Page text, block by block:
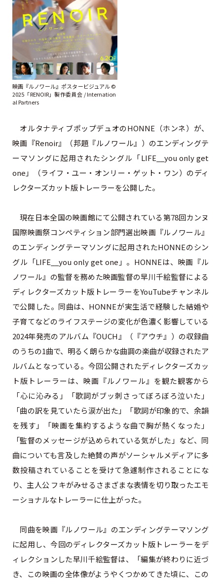
映画『ルノワール』ポスタービジュアル ©
2025「RENOIR」製作委員会 / Internation
al Partners
オルタナティブポップデュオのHONNE（ホンネ）が、
映画『Renoir』（邦題『ルノワール』）のエンディングテ
ーマソングに起用されたシングル「LIFE__you only get
one」（ライフ・ユー・オンリー・ゲット・ワン）のディ
レクターズカット版トレーラーを公開した。
現在日本全国の映画館にて公開されている第78回カンヌ
国際映画祭コンペティション部門選出映画『ルノワール』
のエンディングテーマソングに起用されたHONNEのシン
グル「LIFE__you only get one」。HONNEは、映画『ル
ノワール』の監督を務めた映画監督の早川千絵監督による
ディレクターズカット版トレーラーをYouTubeチャンネル
で公開した。同曲は、HONNEが実生活で経験した結婚や
子育てなどのライフステージの変化が色濃く影響している
2024年発売のアルバム『OUCH』（『アウチ』）の収録曲
のうちの1曲で、明るく朗らかな曲調の楽曲が収録されたア
ルバムとなっている。今回公開されたディレクターズカッ
ト版トレーラーは、映画『ルノワール』を観た観客から
「心に沁みる」「歌詞がブッ刺さってぼろぼろ泣いた」
「曲の訳を見ていたら涙が出た」「歌詞が印象的で、余韻
を残す」「映画を集約するような曲で胸が熱くなった」
「監督のメッセージが込められている気がした」など、同
曲についても言及した絶賛の声がソーシャルメディアに多
数投稿されていることを受けて急遽制作されることにな
り、主人公 フキがみせるさまざまな表情を切り取ったエモ
ーショナルなトレーラーに仕上がった。
同曲を映画『ルノワール』のエンディングテーマソング
に起用し、今回のディレクターズカット版トレーラーをデ
ィレクションした早川千絵監督は、「編集が終わりに近づ
き、この映画の全体像がようやくつかめてきた頃に、この